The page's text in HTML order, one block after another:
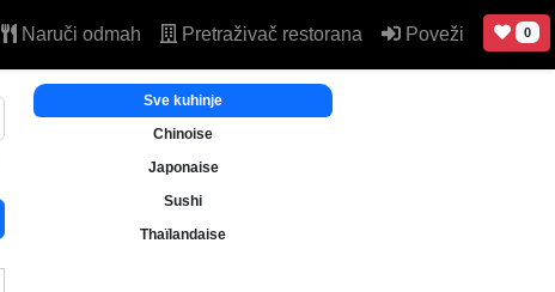
Naruči odmah Pretraživač restorana Poveži 0
Sve kuhinje
Chinoise
Japonaise
Sushi
Thaïlandaise